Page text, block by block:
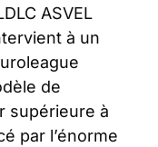
ASVEL
à un
de
supérieure à
par l’énorme